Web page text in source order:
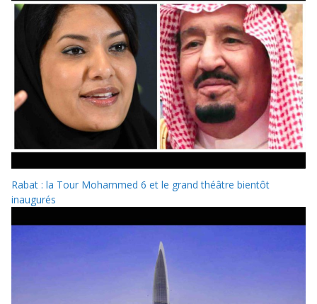
Rabat : la Tour Mohammed 6 et le grand théâtre bientôt
inaugurés